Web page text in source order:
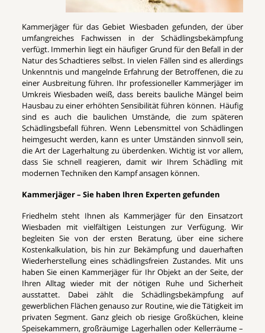
Kammerjäger für das Gebiet Wiesbaden gefunden, der über
umfangreiches Fachwissen in der Schädlingsbekämpfung
verfügt. Immerhin liegt ein häufiger Grund für den Befall in der
Natur des Schadtieres selbst. In vielen Fällen sind es allerdings
Unkenntnis und mangelnde Erfahrung der Betroffenen, die zu
einer Ausbreitung führen. Ihr professioneller Kammerjäger im
Umkreis Wiesbaden weiß, dass bereits bauliche Mängel beim
Hausbau zu einer erhöhten Sensibilität führen können. Häufig
sind es auch die baulichen Umstände, die zum späteren
Schädlingsbefall führen. Wenn Lebensmittel von Schädlingen
heimgesucht werden, kann es unter Umständen sinnvoll sein,
die Art der Lagerhaltung zu überdenken. Wichtig ist vor allem,
dass Sie schnell reagieren, damit wir Ihrem Schädling mit
modernen Techniken den Kampf ansagen können.
Kammerjäger – Sie haben Ihren Experten gefunden
Friedhelm steht Ihnen als Kammerjäger für den Einsatzort
Wiesbaden mit vielfältigen Leistungen zur Verfügung. Wir
begleiten Sie von der ersten Beratung, über eine sichere
Kostenkalkulation, bis hin zur Bekämpfung und dauerhaften
Wiederherstellung eines schädlingsfreien Zustandes. Mit uns
haben Sie einen Kammerjäger für Ihr Objekt an der Seite, der
Ihren Alltag wieder mit der nötigen Ruhe und Sicherheit
ausstattet. Dabei zählt die Schädlingsbekämpfung auf
gewerblichen Flächen genauso zur Routine, wie die Tätigkeit im
privaten Segment. Ganz gleich ob riesige Großküchen, kleine
Speisekammern, großräumige Lagerhallen oder Kellerräume –